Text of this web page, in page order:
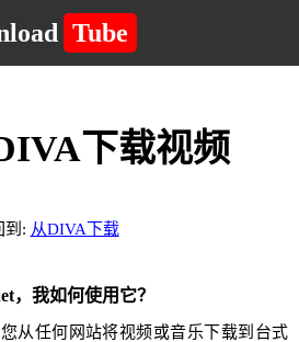
Tube
下载视频
到: 从DIVA下载
，我如何使用它？
您从任何网站将视频或音乐下载到台式